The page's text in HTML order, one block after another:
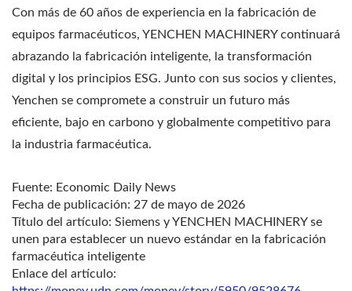
Con más de 60 años de experiencia en la fabricación de
equipos farmacéuticos, YENCHEN MACHINERY continuará
abrazando la fabricación inteligente, la transformación
digital y los principios ESG. Junto con sus socios y clientes,
Yenchen se compromete a construir un futuro más
eficiente, bajo en carbono y globalmente competitivo para
la industria farmacéutica.
Fuente: Economic Daily News
Fecha de publicación: 27 de mayo de 2026
Título del artículo: Siemens y YENCHEN MACHINERY se
unen para establecer un nuevo estándar en la fabricación
farmacéutica inteligente
Enlace del artículo: